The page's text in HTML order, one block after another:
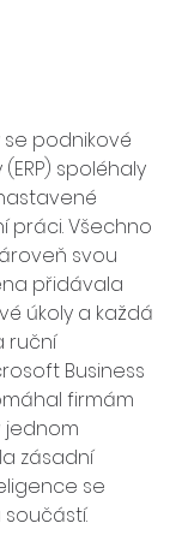
podnikové
spoléhaly
práci. Všechno
svou
přidávala
úkoly a každá
ruční
Business
firmám
jednom
zásadní
se